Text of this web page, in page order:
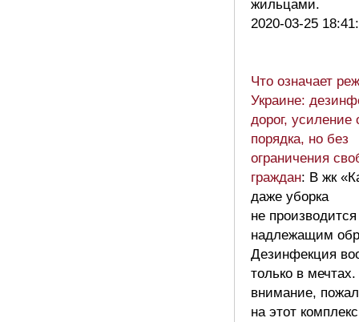
жильцами.
2020-03-25
Что означает
Украине:
дорог, усиление
порядка, но без
ограничения
граждан: В жк
даже уборка
не производится
надлежащим
Дезинфекция
только в
внимание,
на этот комплекс